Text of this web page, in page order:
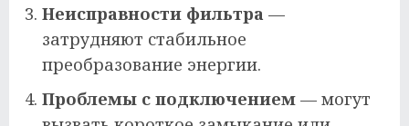
Неисправности фильтра —
затрудняют стабильное
преобразование энергии.
Проблемы с подключением — могут